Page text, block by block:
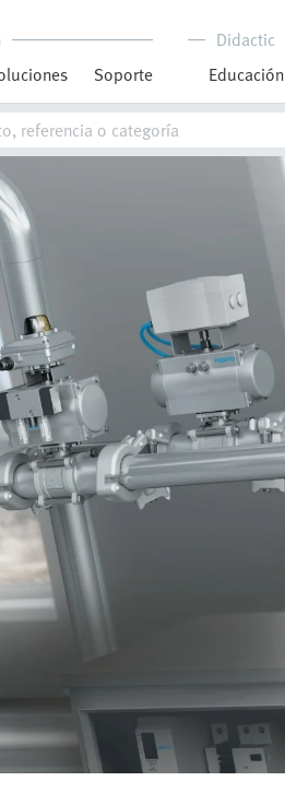
Soporte
Didactic
Educación